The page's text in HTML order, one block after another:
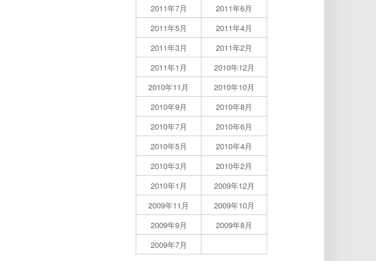
2011年7月
2011年6月
2011年5月
2011年4月
2011年3月
2011年2月
2011年1月
2010年12月
2010年11月
2010年10月
2010年9月
2010年8月
2010年7月
2010年6月
2010年5月
2010年4月
2010年3月
2010年2月
2010年1月
2009年12月
2009年11月
2009年10月
2009年9月
2009年8月
2009年7月